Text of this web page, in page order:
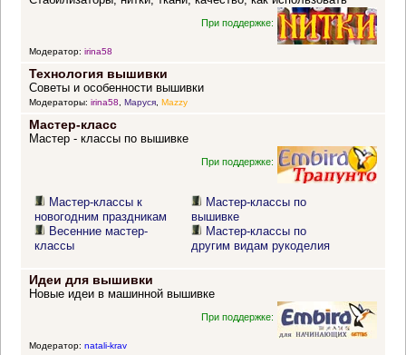
При поддержке:
Модератор: irina58
Технология вышивки
Советы и особенности вышивки
Модераторы: irina58, Маруся, Mazzy
Мастер-класс
Мастер - классы по вышивке
При поддержке:
Мастер-классы к
новогодним праздникам
Весенние мастер-
классы
Мастер-классы по
вышивке
Мастер-классы по
другим видам рукоделия
Идеи для вышивки
Новые идеи в машинной вышивке
При поддержке:
Модератор: natali-krav